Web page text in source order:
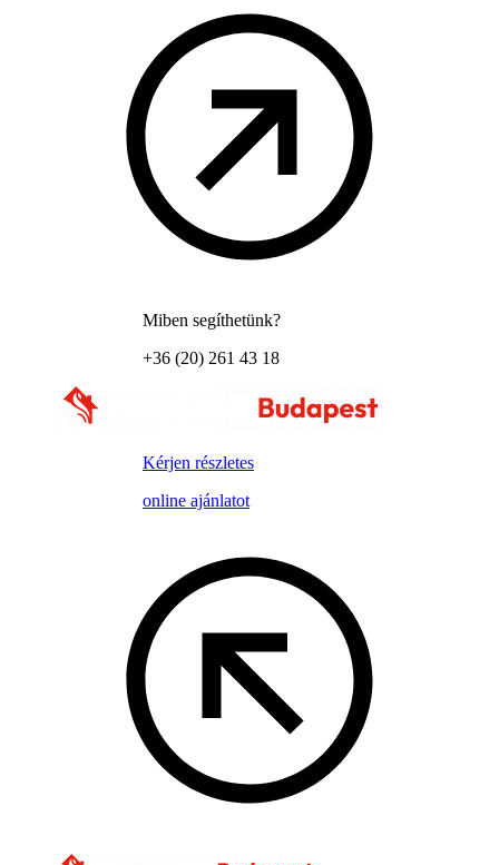
Miben segíthetünk?
+36 (20) 261 43 18
Kérjen részletes
online ajánlatot